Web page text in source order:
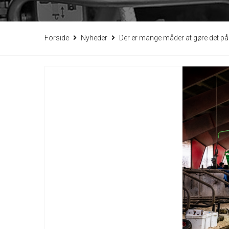
Forside Nyheder Der er mange måder at gøre det